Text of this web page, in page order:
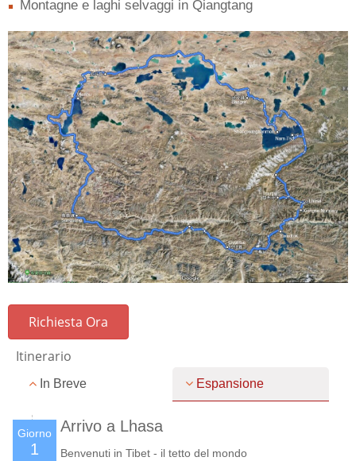
Montagne e laghi selvaggi in Qiangtang
Richiesta Ora
Itinerario
In Breve Espansione
Giorno
1
Arrivo a Lhasa
Benvenuti in Tibet - il tetto del mondo